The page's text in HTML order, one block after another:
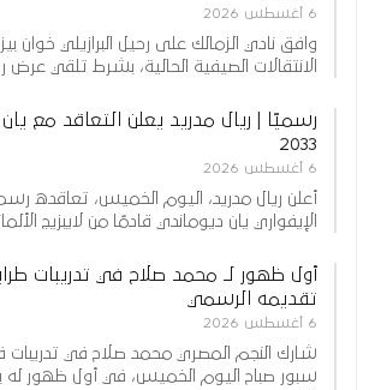
6 أغسطس 2026
وافق نادي الزمالك على رحيل البرازيلي خوان
الانتقالات الصيفية الحالية، بشرط تلقي
رسميًا | ريال مدريد يعلن التعاقد مع
2033
6 أغسطس 2026
أعلن ريال مدريد، اليوم الخميس، تعاقده
الإيفواري يان ديوماندي قادمًا من لايبزيج
أول ظهور لـ محمد صلاح في تدريبات
تقديمه الرسمي
6 أغسطس 2026
شارك النجم المصري محمد صلاح في تدريبات
سبور صباح اليوم الخميس، في أول ظهور له